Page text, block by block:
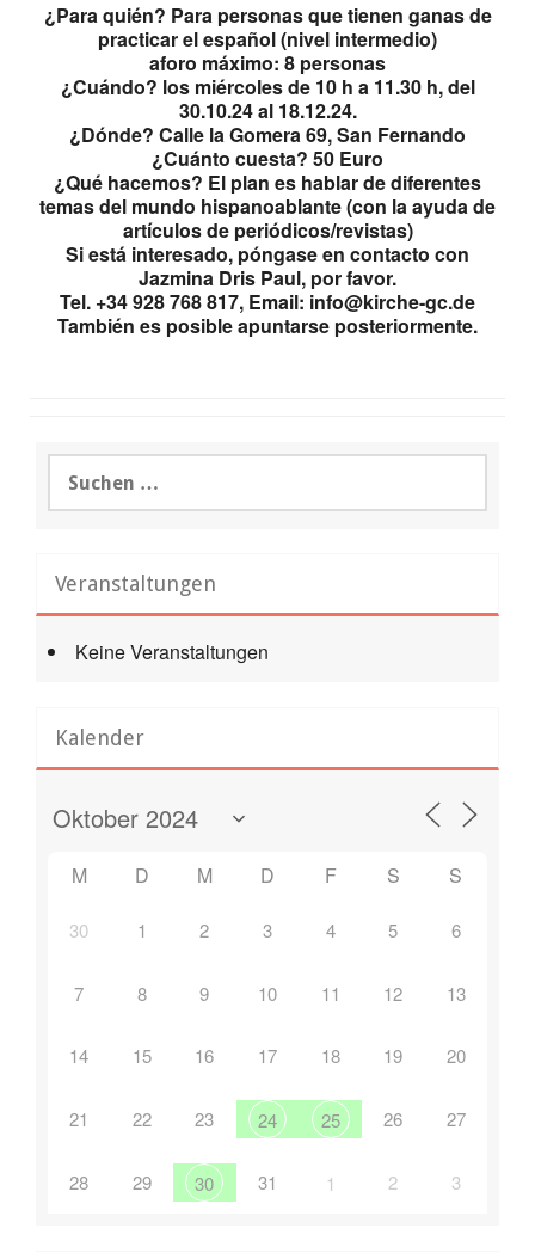
¿Para quién? Para personas que tienen ganas de
practicar el español (nivel intermedio)
aforo máximo: 8 personas
¿Cuándo? los miércoles de 10 h a 11.30 h, del
30.10.24 al 18.12.24.
¿Dónde? Calle la Gomera 69, San Fernando
¿Cuánto cuesta? 50 Euro
¿Qué hacemos? El plan es hablar de diferentes
temas del mundo hispanoablante (con la ayuda de
artículos de periódicos/revistas)
Si está interesado, póngase en contacto con
Jazmina Dris Paul, por favor.
Tel. +34 928 768 817, Email: info@kirche-gc.de
También es posible apuntarse posteriormente.
nach:
Veranstaltungen
Keine Veranstaltungen
Kalender
M D M D F S S
30 1 2 3 4 5 6
7 8 9 10 11 12 13
14 15 16 17 18 19 20
21 22 23 24 25 26 27
28 29 30 31 1 2 3